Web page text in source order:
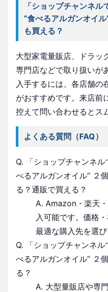
「ショップチャンネ
“食べるアルガンオイ
も買える？
大型家電量販店、ドラッ
専門店などで取り扱いが
入手するには、各店舗の
がおすすめです。来店前
控えて問い合わせるとス
よくある質問（FAQ）
Q. 「ショップチャンネ
べるアルガンオイル” ２
る？通販で買える？
A. Amazon・楽天
入可能です。価格
最適な購入先を選び
Q. 「ショップチャンネ
べるアルガンオイル” ２
る？
A. 大型量販店や専